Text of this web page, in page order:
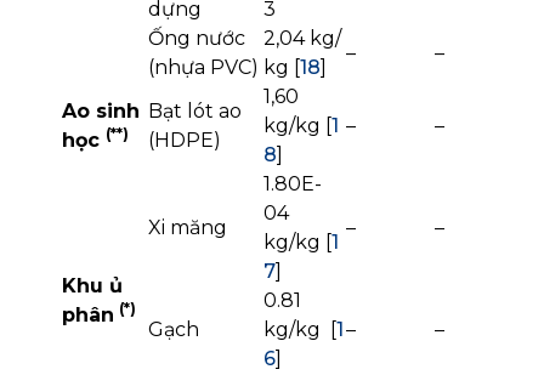
dựng
3
Ống nước
(nhựa PVC)
2,04 kg/
kg [18]
– –
Ao sinh
học (**)
Bạt lót ao
(HDPE)
1,60
kg/kg [1
8]
– –
Khu ủ
phân (*)
Xi măng
1.80E-
04
kg/kg [1
7]
– –
Gạch
0.81
kg/kg [1
6]
– –